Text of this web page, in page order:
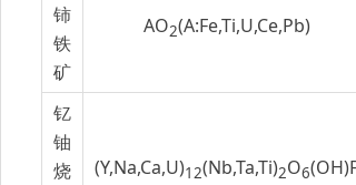
铈
铁
矿
AO2(A:Fe,Ti,U,Ce,Pb)
钇
铀
烧
(Y,Na,Ca,U)12(Nb,Ta,Ti)2O6(OH)F